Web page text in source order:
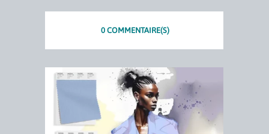
0 COMMENTAIRE(S)